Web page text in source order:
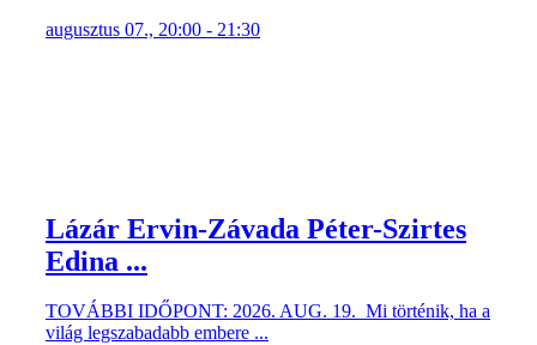
augusztus 07., 20:00 - 21:30
Lázár Ervin-Závada Péter-Szirtes
Edina ...
TOVÁBBI IDŐPONT: 2026. AUG. 19. Mi történik, ha a
világ legszabadabb embere ...